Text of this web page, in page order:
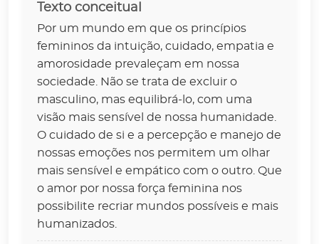
Texto conceitual
Por um mundo em que os princípios
femininos da intuição, cuidado, empatia e
amorosidade prevaleçam em nossa
sociedade. Não se trata de excluir o
masculino, mas equilibrá-lo, com uma
visão mais sensível de nossa humanidade.
O cuidado de si e a percepção e manejo de
nossas emoções nos permitem um olhar
mais sensível e empático com o outro. Que
o amor por nossa força feminina nos
possibilite recriar mundos possíveis e mais
humanizados.